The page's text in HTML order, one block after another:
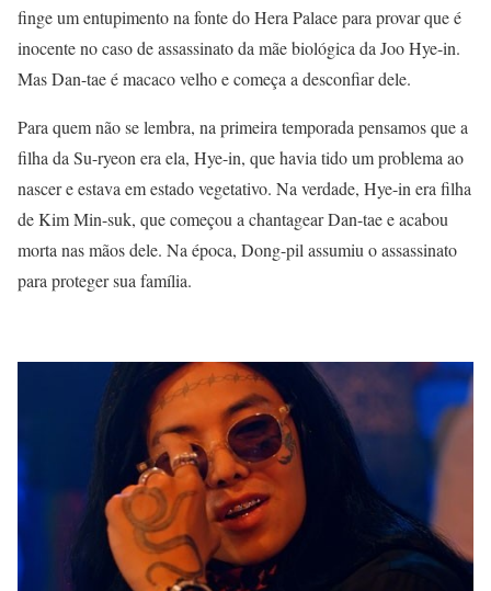
finge um entupimento na fonte do Hera Palace para provar que é
inocente no caso de assassinato da mãe biológica da Joo Hye-in.
Mas Dan-tae é macaco velho e começa a desconfiar dele.
Para quem não se lembra, na primeira temporada pensamos que a
filha da Su-ryeon era ela, Hye-in, que havia tido um problema ao
nascer e estava em estado vegetativo. Na verdade, Hye-in era filha
de Kim Min-suk, que começou a chantagear Dan-tae e acabou
morta nas mãos dele. Na época, Dong-pil assumiu o assassinato
para proteger sua família.